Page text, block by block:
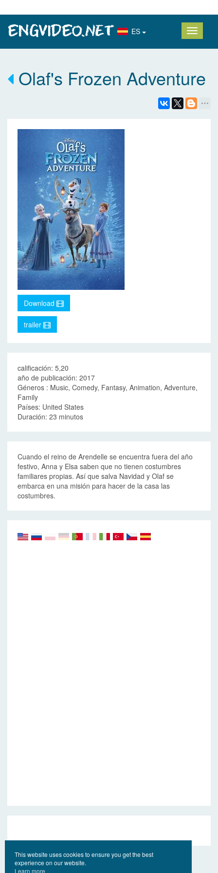
ES
Olaf's Frozen Adventure
Download
trailer
calificación: 5,20
año de publicación: 2017
Géneros : Music, Comedy, Fantasy, Animation, Adventure,
Family
Países: United States
Duración: 23 minutos
Cuando el reino de Arendelle se encuentra fuera del año
festivo, Anna y Elsa saben que no tienen costumbres
familiares propias. Así que salva Navidad y Olaf se
embarca en una misión para hacer de la casa las
costumbres.
This website uses cookies to ensure you get the best
experience on our website.
Learn more